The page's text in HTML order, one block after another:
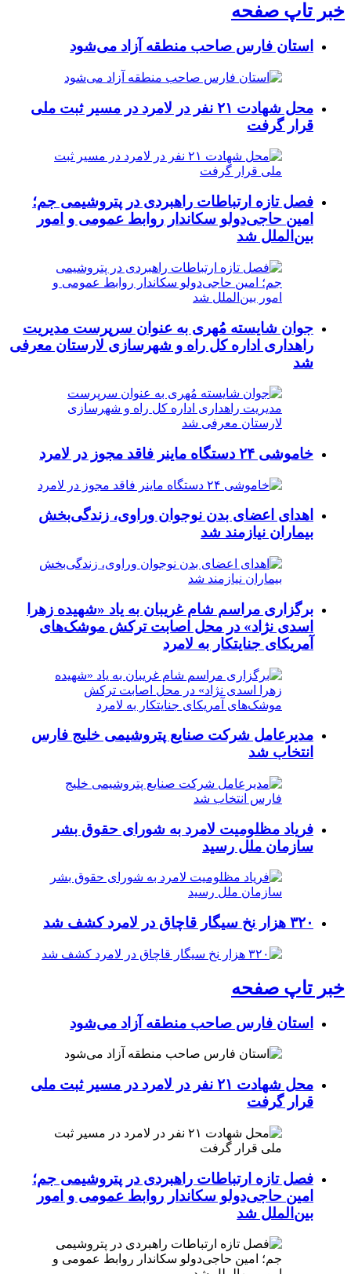
خبر تاپ صفحه
استان فارس صاحب منطقه آزاد می‌شود
محل شهادت ۲۱ نفر در لامرد در مسیر ثبت ملی
قرار گرفت
فصل تازه ارتباطات راهبردی در پتروشیمی جم؛
امین حاجی‌دولو سکاندار روابط عمومی و امور
بین‌الملل شد
جوان شایسته مُهری به عنوان سرپرست مدیریت
راهداری اداره کل راه و شهرسازی لارستان معرفی
شد
خاموشی ۲۴ دستگاه ماینر فاقد مجوز در لامرد
اهدای اعضای بدن نوجوان وراوی، زندگی‌بخش
بیماران نیازمند شد
برگزاری مراسم شام غریبان به یاد «شهیده زهرا
اسدی نژاد» در محل اصابت ترکش موشک‌های
آمریکای جنایتکار به لامرد
مدیرعامل شرکت صنایع پتروشیمی خلیج فارس
انتخاب شد
فریاد مظلومیت لامرد به شورای حقوق بشر
سازمان ملل رسید
۳۲۰ هزار نخ سیگار قاچاق در لامرد کشف شد
خبر تاپ صفحه
استان فارس صاحب منطقه آزاد می‌شود
محل شهادت ۲۱ نفر در لامرد در مسیر ثبت ملی
قرار گرفت
فصل تازه ارتباطات راهبردی در پتروشیمی جم؛
امین حاجی‌دولو سکاندار روابط عمومی و امور
بین‌الملل شد